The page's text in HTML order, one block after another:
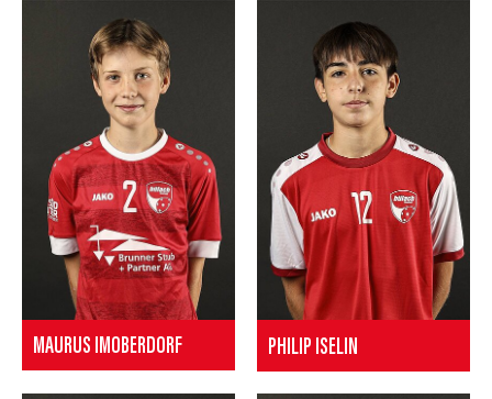
MAURUS IMOBERDORF PHILIP ISELIN